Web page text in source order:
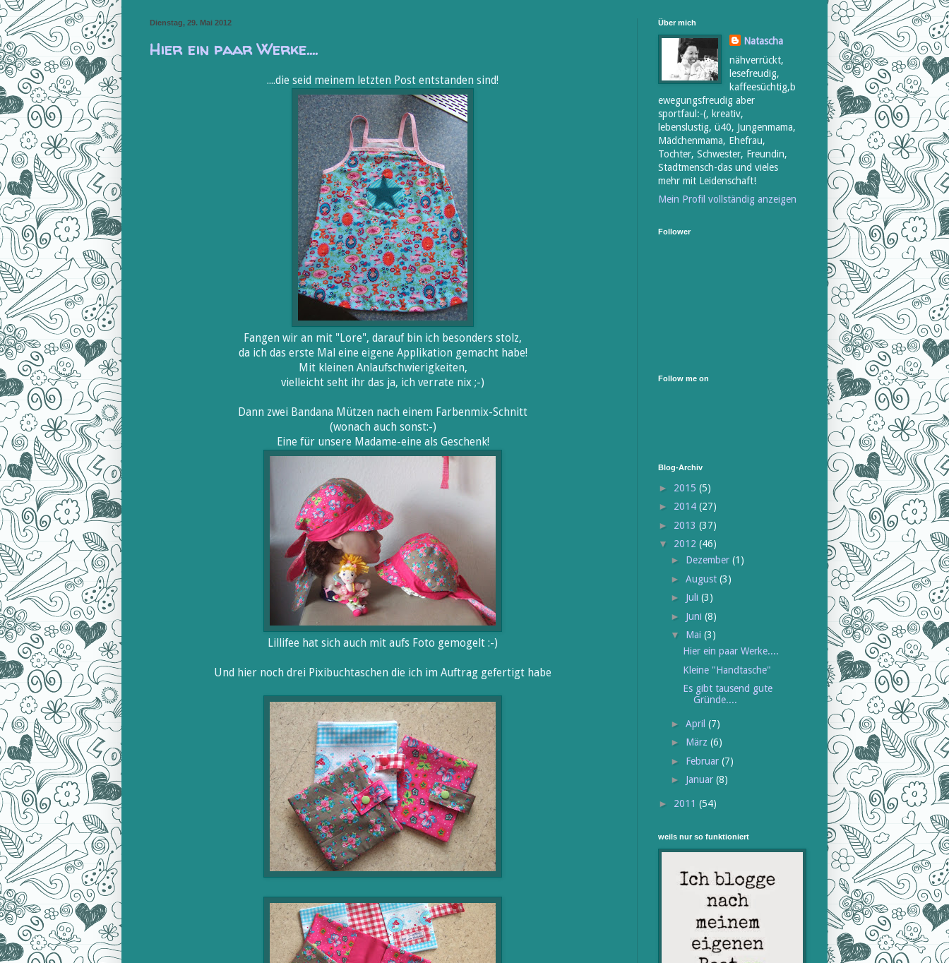
Dienstag, 29. Mai 2012
Hier ein paar Werke....
....die seid meinem letzten Post entstanden sind!
Fangen wir an mit "Lore", darauf bin ich besonders stolz,
da ich das erste Mal eine eigene Applikation gemacht habe!
Mit kleinen Anlaufschwierigkeiten,
vielleicht seht ihr das ja, ich verrate nix ;-)
Dann zwei Bandana Mützen nach einem Farbenmix-Schnitt
(wonach auch sonst:-)
Eine für unsere Madame-eine als Geschenk!
Lillifee hat sich auch mit aufs Foto gemogelt :-)
Und hier noch drei Pixibuchtaschen die ich im Auftrag gefertigt habe
Über mich
Natascha
nähverrückt,
lesefreudig,
kaffeesüchtig,b
ewegungsfreudig aber
sportfaul:-(, kreativ,
lebenslustig, ü40, Jungenmama,
Mädchenmama, Ehefrau,
Tochter, Schwester, Freundin,
Stadtmensch-das und vieles
mehr mit Leidenschaft!
Mein Profil vollständig anzeigen
Follower
Follow me on
Blog-Archiv
► 2015 (5)
► 2014 (27)
► 2013 (37)
▼ 2012 (46)
► Dezember (1)
► August (3)
► Juli (3)
► Juni (8)
▼ Mai (3)
Hier ein paar Werke....
Kleine "Handtasche"
Es gibt tausend gute
Gründe....
► April (7)
► März (6)
► Februar (7)
► Januar (8)
► 2011 (54)
weils nur so funktioniert